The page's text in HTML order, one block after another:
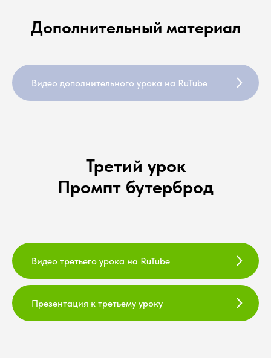
Дополнительный материал
Видео дополнительного урока на RuTube
Третий урок
Промпт бутерброд
Видео третьего урока на RuTube
Презентация к третьему уроку